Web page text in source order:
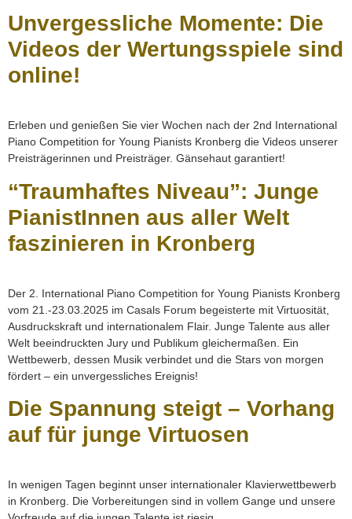
Unvergessliche Momente: Die
Videos der Wertungsspiele sind
online!
Erleben und genießen Sie vier Wochen nach der 2nd International
Piano Competition for Young Pianists Kronberg die Videos unserer
Preisträgerinnen und Preisträger. Gänsehaut garantiert!
“Traumhaftes Niveau”: Junge
PianistInnen aus aller Welt
faszinieren in Kronberg
Der 2. International Piano Competition for Young Pianists Kronberg
vom 21.-23.03.2025 im Casals Forum begeisterte mit Virtuosität,
Ausdruckskraft und internationalem Flair. Junge Talente aus aller
Welt beeindruckten Jury und Publikum gleichermaßen. Ein
Wettbewerb, dessen Musik verbindet und die Stars von morgen
fördert – ein unvergessliches Ereignis!
Die Spannung steigt – Vorhang
auf für junge Virtuosen
In wenigen Tagen beginnt unser internationaler Klavierwettbewerb
in Kronberg. Die Vorbereitungen sind in vollem Gange und unsere